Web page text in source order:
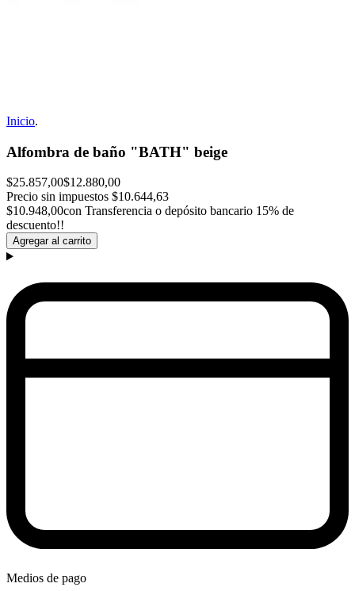
Inicio.
Alfombra de baño "BATH" beige
$25.857,00$12.880,00
Precio sin impuestos $10.644,63
$10.948,00con Transferencia o depósito bancario 15% de
descuento!!
Agregar al carrito
Medios de pago